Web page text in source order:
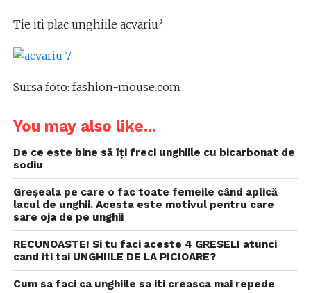
Tie iti plac unghiile acvariu?
Sursa foto: fashion-mouse.com
You may also like...
De ce este bine să îți freci unghiile cu bicarbonat de
sodiu
Greşeala pe care o fac toate femeile când aplică
lacul de unghii. Acesta este motivul pentru care
sare oja de pe unghii
RECUNOASTE! Si tu faci aceste 4 GRESELI atunci
cand iti tai UNGHIILE DE LA PICIOARE?
Cum sa faci ca unghiile sa iti creasca mai repede